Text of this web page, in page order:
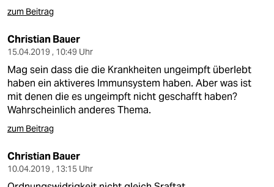
zum Beitrag
Christian Bauer
15.04.2019 , 10:49 Uhr
Mag sein dass die die Krankheiten ungeimpft überlebt
haben ein aktiveres Immunsystem haben. Aber was ist
mit denen die es ungeimpft nicht geschafft haben?
Wahrscheinlich anderes Thema.
zum Beitrag
Christian Bauer
10.04.2019 , 13:15 Uhr